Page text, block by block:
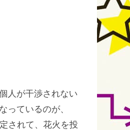
人が干渉されない
っているのが、
されて、花火を投